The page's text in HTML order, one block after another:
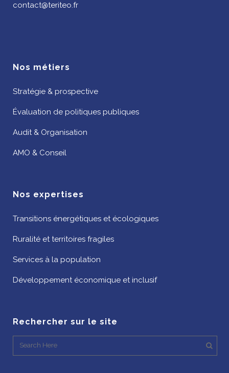
contact@teriteo.fr
Nos métiers
Stratégie & prospective
Évaluation de politiques publiques
Audit & Organisation
AMO & Conseil
Nos expertises
Transitions énergétiques et écologiques
Ruralité et territoires fragiles
Services à la population
Développement économique et inclusif
Rechercher sur le site